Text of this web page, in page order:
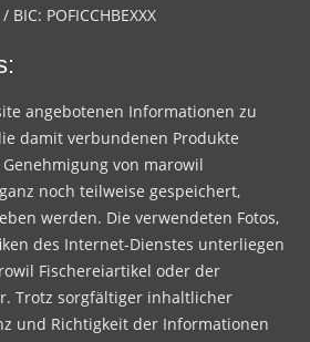
POFICCHBEXXX
angebotenen Informationen zu
damit verbundenen Produkte
von marowil
noch teilweise gespeichert,
werden. Die verwendeten Fotos,
des Internet-Dienstes unterliegen
Fischereiartikel oder der
Trotz sorgfältiger inhaltlicher
und Richtigkeit der Informationen